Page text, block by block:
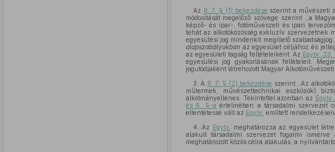
Az R. 7. § (1) bekezdése szerint a művészeti
módosítását megelőző szövege szerint ,,a
képző- és ipar-, fotóművészeti és ipari
tehát az alkotóközösség exkluzív
egyesülési jog mindenkit megillető
alapszabályukbanaz egyesület céljához és
az egyesületi tagság feltételeiként. Az Egytv. 23.
egyesülési jog gyakorlásának feltételeit.
jogutódjaként létrehozott Magyar
3. A R. 7. § (2) bekezdése szerint ,,Az
műtermek, művészettechnikai eszközök)
alkotmányellenes. Tekintettel azonban az
és 6. §-a értelmében a társadalmi szervezet
ellentétessé vált az Egytv. említett
4. Az Egytv.
meghatározza az egyesület
alakult társadalmi szervezet fogalmi
meghatározott közös célra alakulás, a